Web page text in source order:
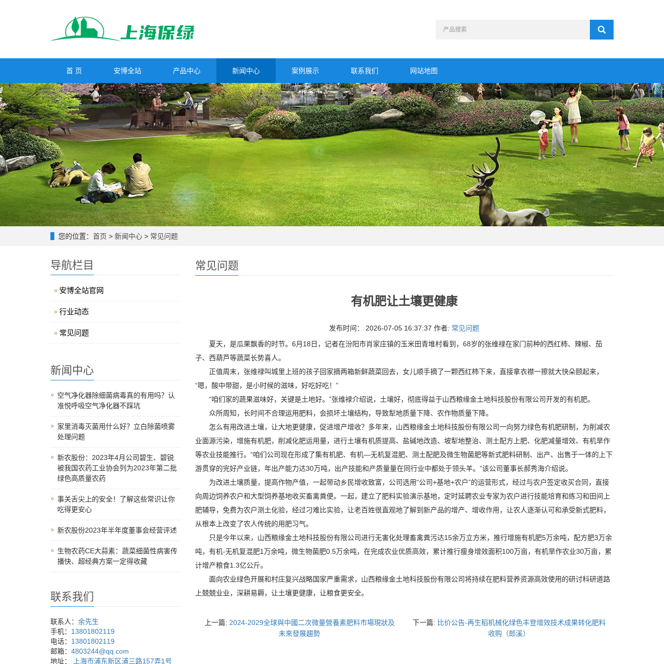
首 页 安博全站 产品中心 新闻中心 案例展示 联系我们 网站地图
您的位置： 首页 > 新闻中心 > 常见问题
常见问题
有机肥让土壤更健康
发布时间： 2026-07-05 16:37:37 作者: 常见问题
夏天，是瓜果飘香的时节。6月18日，记者在汾阳市肖家庄镇的玉米田青堆村看到，68岁的张维禄在家门前种的西红柿、辣椒、茄
子、西葫芦等蔬菜长势喜人。
正值周末，张维禄叫城里上班的孩子回家摘两箱新鲜蔬菜回去，女儿顺手摘了一颗西红柿下来，直接拿衣襟一擦就大快朵颐起来，
“嗯，酸中带甜，是小时候的滋味，好吃好吃！”
“咱们家的蔬果滋味好，关键是土地好。”张维䘵介绍说，土壤好，彻底得益于山西粮缘金土地科技股份有限公司开发的有机肥。
众所周知，长时间不合理运用肥料，会损坏土壤结构，导致犁地质量下降、农作物质量下降。
怎么有用改进土壤，让大地更健康，促进增产增收？多年来，山西粮缘金土地科技股份有限公司一向努力绿色有机肥研制，为削减农
业面源污染，增施有机肥，削减化肥运用量，进行土壤有机质提高、盐碱地改造、坡犁地整治、测土配方上肥、化肥减量增效、有机旱作
等农业技能推行。“咱们公司现在形成了集有机肥、有机—无机复混肥、测土配肥及微生物菌肥等新式肥料研制、出产、出售于一体的上下
游贯穿的完好产业链，年出产能力达30万吨，出产技能和产质量量在同行业中都处于领头羊。”该公司董事长郝秀海介绍说。
为改进土壤质量，提高作物产值，一起带动乡民增收致富，公司选用“公司+基地+农户”的运营形式，经过与农户签定收买合同，直接
向周边饲养农户和大型饲养基地收买畜禽粪便。一起，建立了肥料实验演示基地，定时延聘农业专家为农户进行技能培育和练习和田间上
肥辅导，免费为农户测土化验，经过刁难比实验，让老百姓很直观地了解到新产品的增产、增收作用，让农人逐渐认可和承受新式肥料，
从根本上改变了农人传统的用肥习气。
只是今年以来，山西粮缘金土地科技股份有限公司进行无害化处理畜禽粪污达15余万立方米，推行增施有机肥5万余吨，配方肥3万余
吨，有机-无机复混肥1万余吨，微生物菌肥0.5万余吨，在完成农业优质高效，累计推行瘦身增效面积100万亩，有机旱作农业30万亩，累
计增产粮食1.3亿公斤。
面向农业绿色开展和村庄复兴战略国家严重需求，山西粮缘金土地科技股份有限公司将持续在肥料营养资源高效使用的研讨科研道路
上兢兢业业，深耕易耨，让土壤更健康，让粮食更安全。
上一篇: 2024-2029全球與中國二次微量營養素肥料市場現狀及
未來發展趨勢
下一篇: 比价公告-再生稻机械化绿色丰登增效技术成果转化肥料
收购（郎溪）
导航栏目
安博全站官网
行业动态
常见问题
新闻中心
空气净化器除细菌病毒真的有用吗？认
准悦呼吸空气净化器不踩坑
家里消毒灭菌用什么好？立白除菌喷雾
处理问题
新农股份：2023年4月公司碧生、碧锐
被我国农药工业协会列为2023年第二批
绿色高质量农药
事关舌尖上的安全！了解这些常识让你
吃得更安心
新农股份2023年半年度董事会经营评述
生物农药CE大蒜素：蔬菜细菌性病害传
播快、超经典方案一定得收藏
联系我们
联系人： 余先生
手机： 13801802119
电话： 13801802119
邮箱： 4803244@qq.com
地址：
上海市浦东新区浦三路157弄1号